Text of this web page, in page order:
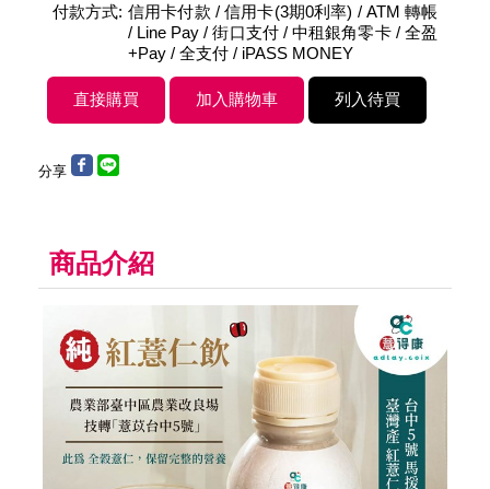
付款方式: 信用卡付款 / 信用卡(3期0利率) / ATM 轉帳
/ Line Pay / 街口支付 / 中租銀角零卡 / 全盈
+Pay / 全支付 / iPASS MONEY
分享
商品介紹